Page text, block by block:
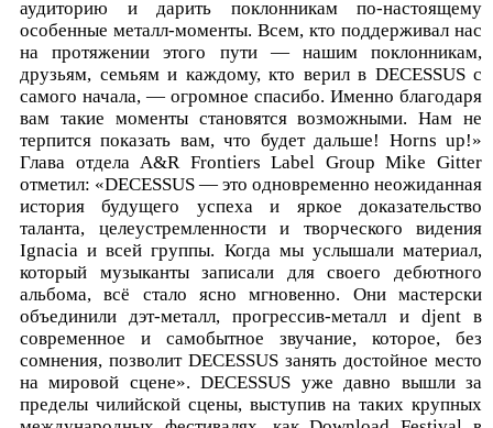
аудиторию и дарить поклонникам по-настоящему
особенные металл-моменты. Всем, кто поддерживал нас
на протяжении этого пути — нашим поклонникам,
друзьям, семьям и каждому, кто верил в DECESSUS с
самого начала, — огромное спасибо. Именно благодаря
вам такие моменты становятся возможными. Нам не
терпится показать вам, что будет дальше! Horns up!»
Глава отдела A&R Frontiers Label Group Mike Gitter
отметил: «DECESSUS — это одновременно неожиданная
история будущего успеха и яркое доказательство
таланта, целеустремленности и творческого видения
Ignacia и всей группы. Когда мы услышали материал,
который музыканты записали для своего дебютного
альбома, всё стало ясно мгновенно. Они мастерски
объединили дэт-металл, прогрессив-металл и djent в
современное и самобытное звучание, которое, без
сомнения, позволит DECESSUS занять достойное место
на мировой сцене». DECESSUS уже давно вышли за
пределы чилийской сцены, выступив на таких крупных